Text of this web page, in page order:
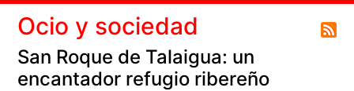
Ocio y sociedad
San Roque de Talaigua: un
encantador refugio ribereño